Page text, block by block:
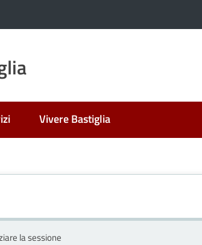
Vivere Bastiglia
la sessione